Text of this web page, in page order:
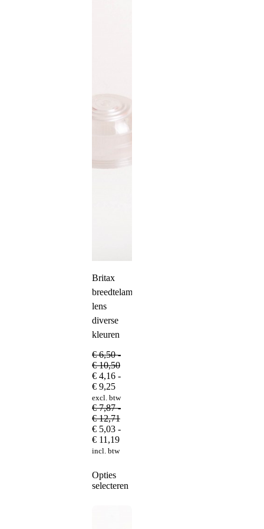
Britax
breedtelamp
lens
diverse
kleuren
€6,50 -
€10,50Prijsklasse:
€ 6,50
€ 10,50
€ 4,16 -
€ 9,25Prijsklasse:
€ 4,16
tot
€ 9,25
excl. btw
€7,87 -
€12,71Prijsklasse:
€ 7,87
€ 12,71
€ 5,03 -
€ 11,19Prijsklasse:
€ 5,03
incl. btw
Opties
selecteren